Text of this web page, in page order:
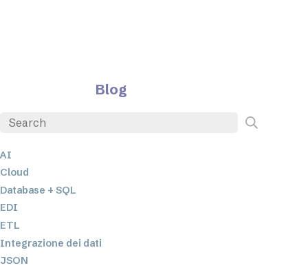
Blog
AI
Cloud
Database + SQL
EDI
ETL
Integrazione dei dati
JSON